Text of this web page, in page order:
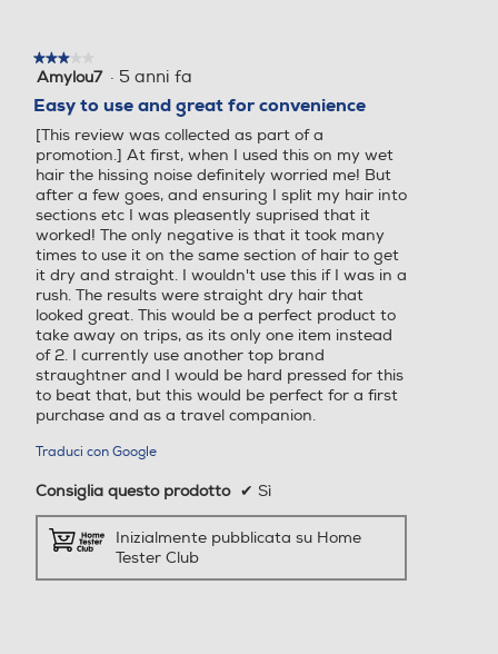
Pettine incorporato Pettine incorporato
Piastre intercambiabili Piastre intercambiabili
Svolgiriccioli automatico Svolgiriccioli automatico
Ferro incluso
Regolazione temperatura Regolazione temperatura
★★★★★
★★★★★
3
stelle.
Amylou7 · 5 anni fa
Easy to use and great for convenience
[This review was collected as part of a
promotion.] At first, when I used this on my wet
hair the hissing noise definitely worried me! But
after a few goes, and ensuring I split my hair into
sections etc I was pleasently suprised that it
worked! The only negative is that it took many
times to use it on the same section of hair to get
it dry and straight. I wouldn't use this if I was in a
rush. The results were straight dry hair that
looked great. This would be a perfect product to
take away on trips, as its only one item instead
of 2. I currently use another top brand
straughtner and I would be hard pressed for this
to beat that, but this would be perfect for a first
purchase and as a travel companion.
Traduci con Google
Consiglia questo prodotto ✔ Sì
Inizialmente pubblicata su Home
Tester Club